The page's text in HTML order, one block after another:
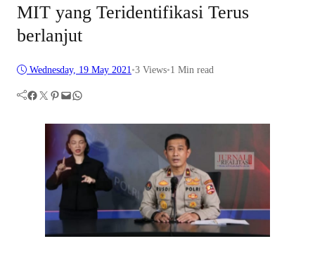
MIT yang Teridentifikasi Terus
berlanjut
Wednesday, 19 May 2021•3 Views•1 Min read
Facebook Twitter Pinterest Mail WhatsApp